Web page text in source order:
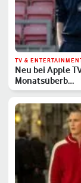
TV &
Neu bei Apple
Monatsüberb…